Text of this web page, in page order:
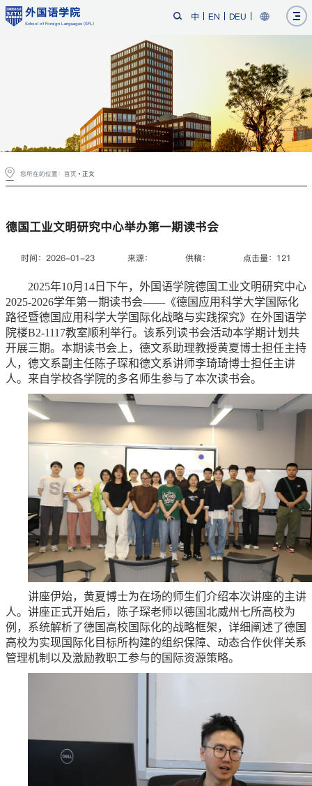
外国语学院
School of Foreign Languages (SFL)
中 EN DEU
德国工业文明研究中心举办第一期读书会
时间：2026-01-23 来源： 供稿： 点击量： 121
2025年10月14日下午，外国语学院德国工业文明研究中心
2025-2026学年第一期读书会——《德国应用科学大学国际化
路径暨德国应用科学大学国际化战略与实践探究》在外国语学
院楼B2-1117教室顺利举行。该系列读书会活动本学期计划共
开展三期。本期读书会上，德文系助理教授黄夏博士担任主持
人，德文系副主任陈子琛和德文系讲师李琦琦博士担任主讲
人。来自学校各学院的多名师生参与了本次读书会。
讲座伊始，黄夏博士为在场的师生们介绍本次讲座的主讲
人。讲座正式开始后，陈子琛老师以德国北威州七所高校为
例，系统解析了德国高校国际化的战略框架，详细阐述了德国
高校为实现国际化目标所构建的组织保障、动态合作伙伴关系
管理机制以及激励教职工参与的国际资源策略。